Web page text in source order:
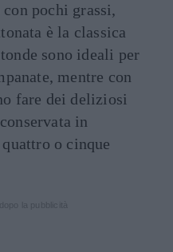
pochi grassi,
è la classica
sono ideali per
mentre con
fare dei deliziosi
in
o cinque